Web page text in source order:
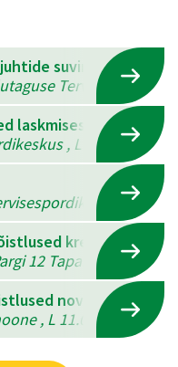
suvine
laskmises
, L 16.05.2026 -
, L
kreeka-rooma
12 Tapal , L
novuses
, L 11.04.2026 - P